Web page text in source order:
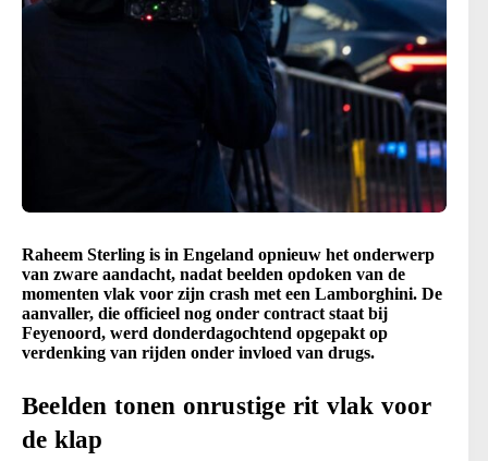
Raheem Sterling is in Engeland opnieuw het onderwerp
van zware aandacht, nadat beelden opdoken van de
momenten vlak voor zijn crash met een Lamborghini. De
aanvaller, die officieel nog onder contract staat bij
Feyenoord, werd donderdagochtend opgepakt op
verdenking van rijden onder invloed van drugs.
Beelden tonen onrustige rit vlak voor
de klap